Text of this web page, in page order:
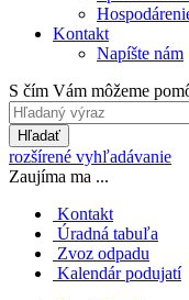
Kontakt
Napíšte nám
S čím Vám môžeme
Hľadať
rozšírené vyhľadávanie
Zaujíma ma ...
Kontakt
Úradná tabuľa
Zvoz odpadu
Kalendár podujatí